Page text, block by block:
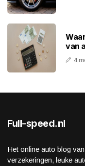
van
4
Full-speed.nl
Het online auto blog
verzekeringen, leuke